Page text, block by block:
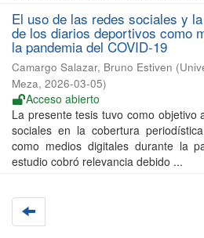
El uso de las redes sociales y
de los diarios deportivos como
la pandemia del COVID-19
Camargo Salazar, Bruno Estiven (
Meza, 2026-03-05)
Acceso abierto
La presente tesis tuvo como objetivo
sociales en la cobertura
como medios digitales durante la
estudio cobró relevancia debido ...